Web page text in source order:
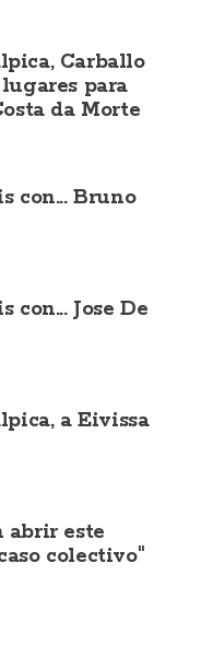
Carballo
para
da Morte
con... Bruno
con... Jose De
a Eivissa
abrir este
colectivo"